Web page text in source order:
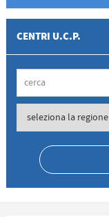
CENTRI U.C.P.